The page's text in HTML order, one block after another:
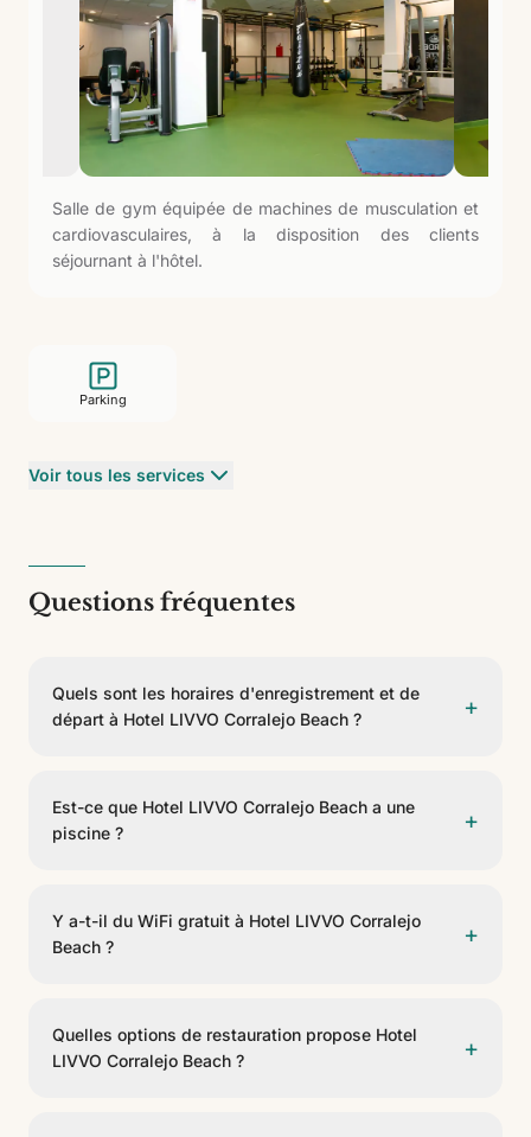
Salle de gym équipée de machines de musculation et
cardiovasculaires, à la disposition des clients
séjournant à l'hôtel.
Parking
Voir tous les services
Questions fréquentes
Quels sont les horaires d'enregistrement et de
départ à Hotel LIVVO Corralejo Beach ?
+
Est-ce que Hotel LIVVO Corralejo Beach a une
piscine ?
+
pour les plus petits. Des chaises longues sont incluses.
Y a-t-il du WiFi gratuit à Hotel LIVVO Corralejo
Beach ?
+
Quelles options de restauration propose Hotel
LIVVO Corralejo Beach ?
+